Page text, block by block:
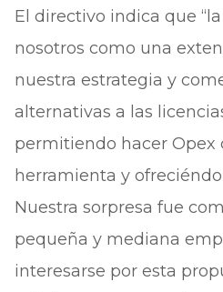
El directivo indica que
nosotros como una
nuestra estrategia y
alternativas a las
permitiendo hacer Opex
herramienta y
Nuestra sorpresa fue
pequeña y mediana
interesarse por esta